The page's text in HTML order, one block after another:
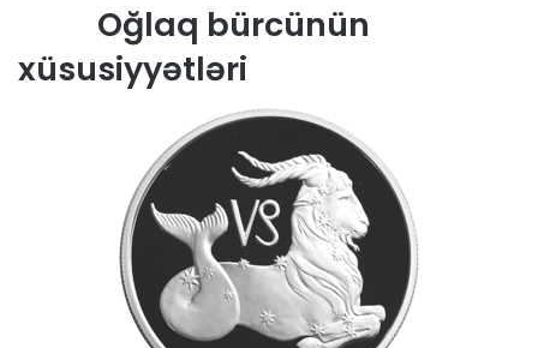
Oğlaq bürcünün
xüsusiyyətləri